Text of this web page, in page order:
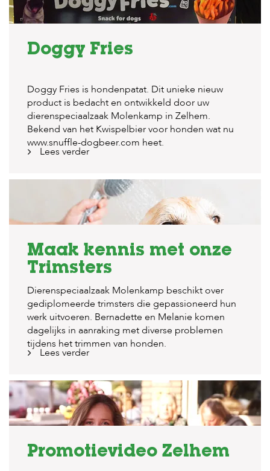
Doggy Fries
Doggy Fries is hondenpatat. Dit unieke nieuw
product is bedacht en ontwikkeld door uw
dierenspeciaalzaak Molenkamp in Zelhem.
Bekend van het Kwispelbier voor honden wat nu
www.snuffle-dogbeer.com heet.
Lees verder
Maak kennis met onze
Trimsters
Dierenspeciaalzaak Molenkamp beschikt over
gediplomeerde trimsters die gepassioneerd hun
werk uitvoeren. Bernadette en Melanie komen
dagelijks in aanraking met diverse problemen
tijdens het trimmen van honden.
Lees verder
Promotievideo Zelhem